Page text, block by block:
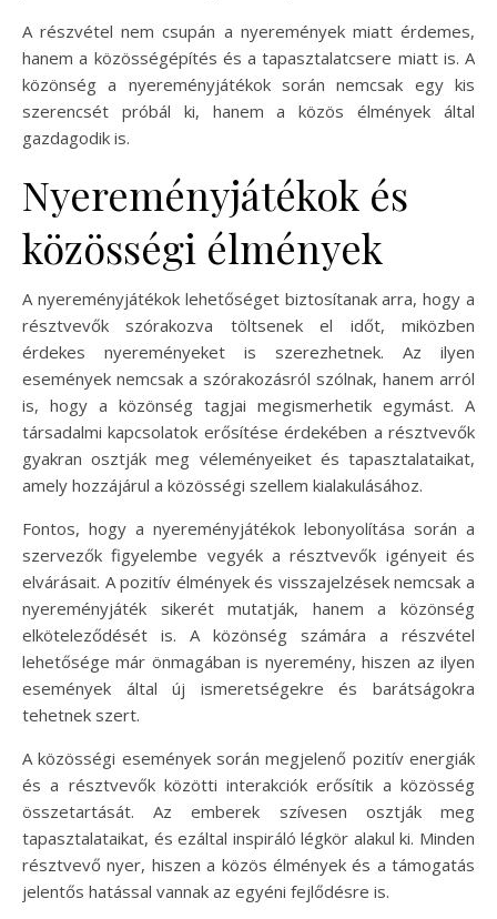
A részvétel nem csupán a nyeremények miatt érdemes,
hanem a közösségépítés és a tapasztalatcsere miatt is. A
közönség a nyereményjátékok során nemcsak egy kis
szerencsét próbál ki, hanem a közös élmények által
gazdagodik is.
Nyereményjátékok és
közösségi élmények
A nyereményjátékok lehetőséget biztosítanak arra, hogy a
résztvevők szórakozva töltsenek el időt, miközben
érdekes nyereményeket is szerezhetnek. Az ilyen
események nemcsak a szórakozásról szólnak, hanem arról
is, hogy a közönség tagjai megismerhetik egymást. A
társadalmi kapcsolatok erősítése érdekében a résztvevők
gyakran osztják meg véleményeiket és tapasztalataikat,
amely hozzájárul a közösségi szellem kialakulásához.
Fontos, hogy a nyereményjátékok lebonyolítása során a
szervezők figyelembe vegyék a résztvevők igényeit és
elvárásait. A pozitív élmények és visszajelzések nemcsak a
nyereményjáték sikerét mutatják, hanem a közönség
elköteleződését is. A közönség számára a részvétel
lehetősége már önmagában is nyeremény, hiszen az ilyen
események által új ismeretségekre és barátságokra
tehetnek szert.
A közösségi események során megjelenő pozitív energiák
és a résztvevők közötti interakciók erősítik a közösség
összetartását. Az emberek szívesen osztják meg
tapasztalataikat, és ezáltal inspiráló légkör alakul ki. Minden
résztvevő nyer, hiszen a közös élmények és a támogatás
jelentős hatással vannak az egyéni fejlődésre is.